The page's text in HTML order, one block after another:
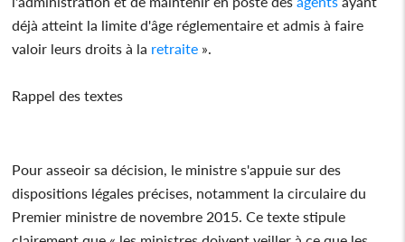
déjà atteint la limite d'âge réglementaire et admis à faire
valoir leurs droits à la retraite ».
Rappel des textes
Pour asseoir sa décision, le ministre s'appuie sur des
dispositions légales précises, notamment la circulaire du
Premier ministre de novembre 2015. Ce texte stipule